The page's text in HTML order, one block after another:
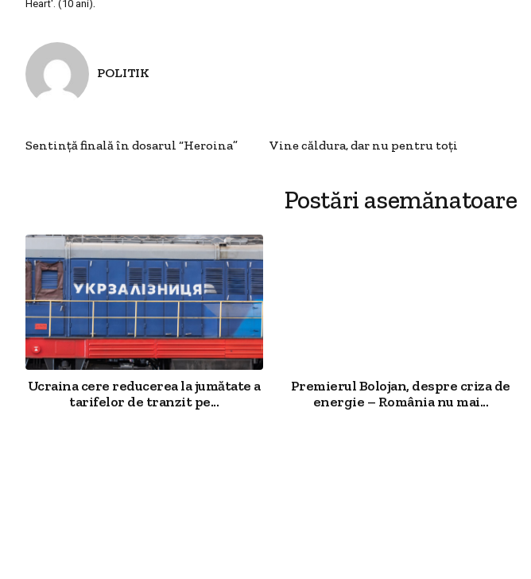
Heart'. (10 ani)
POLITIK
Sentinţă finală în dosarul “Heroina” Vine căldura, dar nu pentru toţi
Postări asemănatoare
Ucraina cere reducerea la jumătate a
tarifelor de tranzit pe...
Premierul Bolojan, despre criza de
energie – România nu mai...